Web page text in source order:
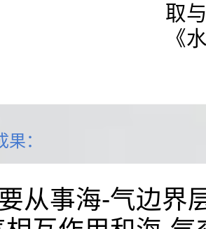
取
《
：
事海-气边界